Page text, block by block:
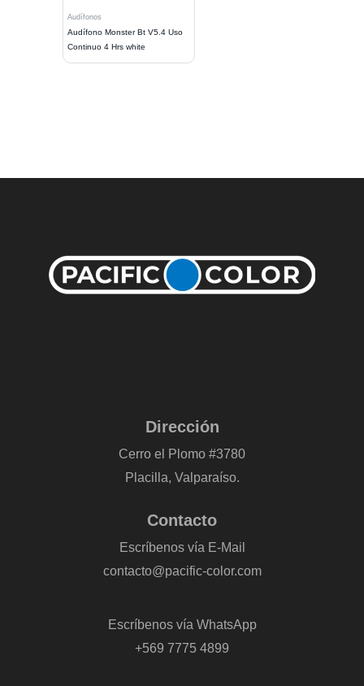
Audífonos
Audífono Monster Bt V5.4 Uso
Continuo 4 Hrs white
Dirección
Cerro el Plomo #3780
Placilla, Valparaíso.
Contacto
Escríbenos vía E-Mail
contacto@pacific-color.com
Escríbenos vía WhatsApp
+569 7775 4899